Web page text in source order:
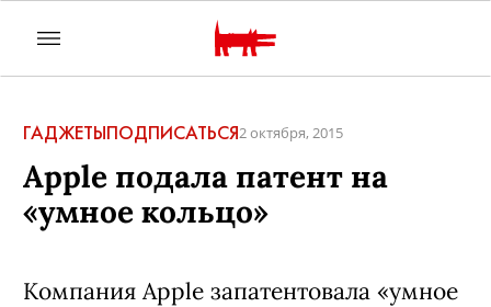
ГАДЖЕТЫПОДПИСАТЬСЯ2 октября, 2015
Apple подала патент на
«умное кольцо»
Компания Apple запатентовала «умное